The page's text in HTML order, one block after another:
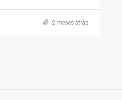
2 meses atrás